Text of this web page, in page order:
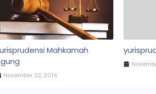
Mahkamah
November 22, 2014